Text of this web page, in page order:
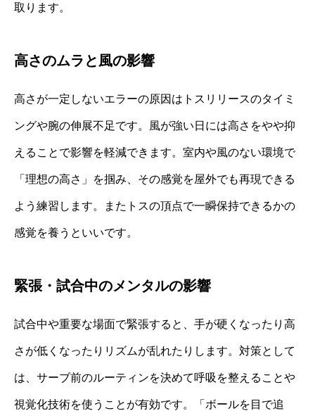
取ります。
高さのムラと風の影響
高さが一定しないエラーの原因はトスリリースのタイミ
ングや腕の伸展不足です。風が強い日には高さをやや抑
えることで影響を軽減できます。室内や風のない環境で
「理想の高さ」を掴み、その感覚を屋外でも再現できる
よう練習します。またトスの頂点で一瞬保持できるかの
感覚を養うといいです。
緊張・試合中のメンタルの影響
試合中や重要な場面で緊張すると、手が硬くなったり高
さが低くなったりリズムが乱れたりします。対策として
は、サーブ前のルーティンを決めて呼吸を整えることや
視覚化技術を使うことが有効です。「ボールを目で追